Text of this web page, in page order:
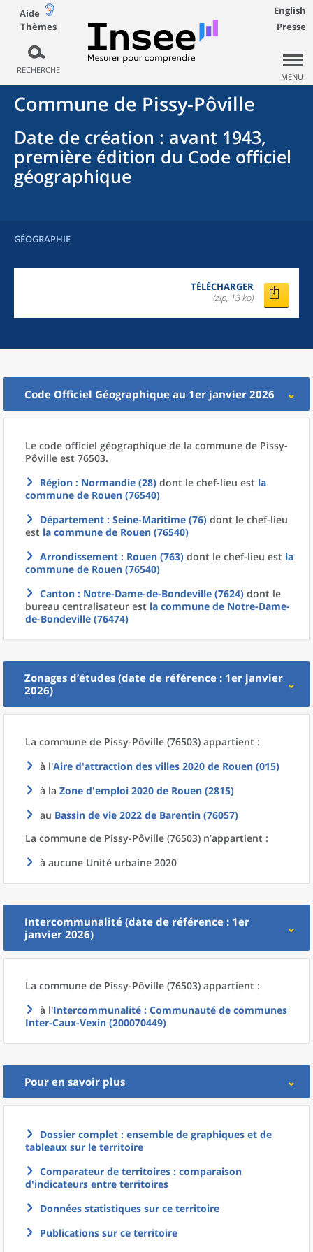
Aide
Thèmes
RECHERCHE
English
Presse
MENU
Commune de Pissy-Pôville
Date de création : avant 1943,
première édition du Code officiel
géographique
GÉOGRAPHIE
TÉLÉCHARGER
(zip, 13 ko)
Code Officiel Géographique au 1er janvier 2026
Le code officiel géographique de la commune de Pissy-
Pôville est 76503.
Région : Normandie (28) dont le chef-lieu est la
commune de Rouen (76540)
Département : Seine-Maritime (76) dont le chef-lieu
est la commune de Rouen (76540)
Arrondissement : Rouen (763) dont le chef-lieu est la
commune de Rouen (76540)
Canton : Notre-Dame-de-Bondeville (7624) dont le
bureau centralisateur est la commune de Notre-Dame-
de-Bondeville (76474)
Zonages d’études (date de référence : 1er janvier
2026)
La commune de Pissy-Pôville (76503) appartient :
à l'Aire d'attraction des villes 2020 de Rouen (015)
à la Zone d'emploi 2020 de Rouen (2815)
au Bassin de vie 2022 de Barentin (76057)
La commune de Pissy-Pôville (76503) n’appartient :
à aucune Unité urbaine 2020
Intercommunalité (date de référence : 1er
janvier 2026)
La commune de Pissy-Pôville (76503) appartient :
à l'Intercommunalité : Communauté de communes
Inter-Caux-Vexin (200070449)
Pour en savoir plus
Dossier complet : ensemble de graphiques et de
tableaux sur le territoire
Comparateur de territoires : comparaison
d'indicateurs entre territoires
Données statistiques sur ce territoire
Publications sur ce territoire